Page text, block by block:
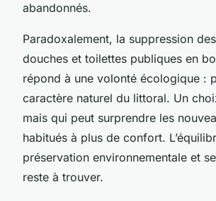
abandonnés.
Paradoxalement, la suppression
douches et toilettes publiques en
répond à une volonté écologique :
caractère naturel du littoral. Un
mais qui peut surprendre les
habitués à plus de confort.
préservation environnementale et
reste à trouver.